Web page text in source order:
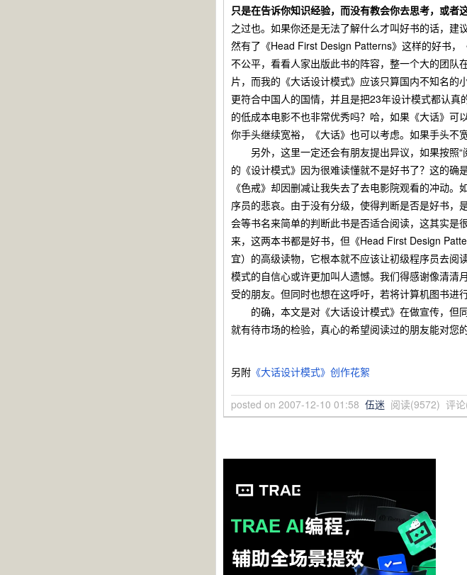
只是在告诉你知识经验，而没有教会你去思考，或
之过也。如果你还是无法了解什么才叫好书的话，
然有了《Head First Design Patterns》这样的好书
不公平，看看人家出版此书的阵容，整一个大的团
片，而我的《大话设计模式》应该只算国内不知名
更符合中国人的国情，并且是把23年设计模式都认
的低成本电影不也非常优秀吗？哈，如果《大话》
你手头继续宽裕，《大话》也可以考虑。如果手头不
另外，这里一定还会有朋友提出异议，如果按照“
的《设计模式》因为很难读懂就不是好书了？这的
《色戒》却因删减让我失去了去电影院观看的冲动
序员的悲哀。由于没有分级，使得判断是否是好书，
会等书名来简单的判断此书是否适合阅读，这其实
来，这两本书都是好书，但《Head First Design
宜）的高级读物，它根本就不应该让初级程序员去
模式的自信心或许更加叫人遗憾。我们得感谢像清清
受的朋友。但同时也想在这呼吁，若将计算机图书进
的确，本文是对《大话设计模式》在做宣传，但
就有待市场的检验，真心的希望阅读过的朋友能对您
另附 《大话设计模式》创作花絮
posted on 2007-12-10 01:58 伍迷 阅读(9572) 评